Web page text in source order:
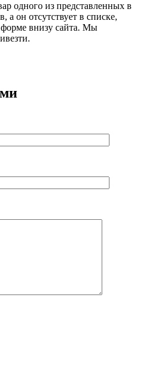
одного из представленных в
а он отсутствует в списке,
внизу сайта. Мы